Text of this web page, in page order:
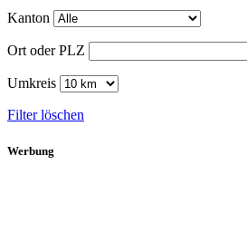
Kanton
Ort oder PLZ
Umkreis
Filter löschen
Werbung